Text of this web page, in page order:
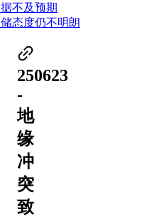
不及预期
态度仍不明朗
250623
-
地
缘
冲
突
致